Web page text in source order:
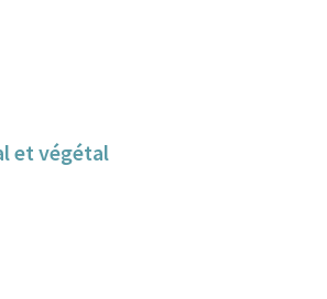
et végétal